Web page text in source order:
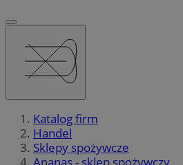
Katalog firm
Handel
Sklepy spożywcze